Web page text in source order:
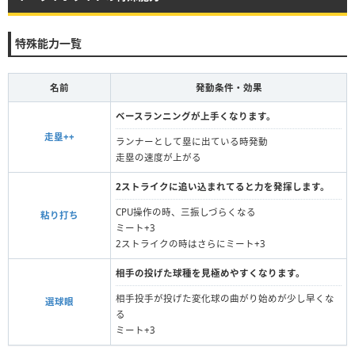
特殊能力一覧
名前 発動条件・効果
走塁++
ベースランニングが上手くなります。
ランナーとして塁に出ている時発動
走塁の速度が上がる
粘り打ち
2ストライクに追い込まれてると力を発揮します。
CPU操作の時、三振しづらくなる
ミート+3
2ストライクの時はさらにミート+3
選球眼
相手の投げた球種を見極めやすくなります。
相手投手が投げた変化球の曲がり始めが少し早くな
る
ミート+3